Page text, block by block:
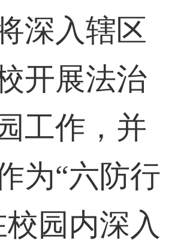
深入辖区
开展法治
工作，并
为“六防行
校园内深入